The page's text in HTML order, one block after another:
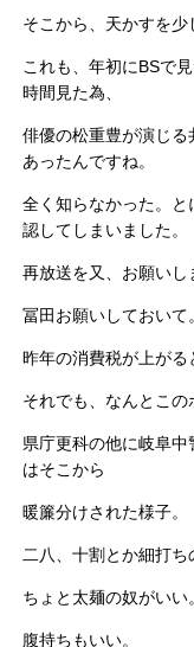
そこから、天かすを少
これも、年初にBSで
時間見た為、
俳優の松重豊が演じ
あったんですね。
全く知らなかった。
認してしまいました。
再放送を又、お願いし
冨田お願いしておいて
昨年の消費税が上がる
それでも、なんとこの
県庁更科の他に岐阜
はそこから
暖簾分けされた様子。
二八、十割とか細打ち
ちょと太麺の奴がいい
腹持ちもいい。